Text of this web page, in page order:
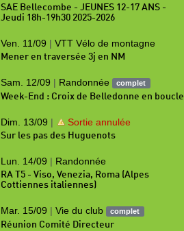
SAE Bellecombe - JEUNES 12-17 ANS -
Jeudi 18h-19h30 2025-2026
Ven. 11/09 | VTT Vélo de montagne
Mener en traversée 3j en NM
Sam. 12/09 | Randonnée complet
Week-End : Croix de Belledonne en boucle
Dim. 13/09 | Sortie annulée
Sur les pas des Huguenots
Lun. 14/09 | Randonnée
RA T5 - Viso, Venezia, Roma (Alpes
Cottiennes italiennes)
Mar. 15/09 | Vie du club complet
Réunion Comité Directeur